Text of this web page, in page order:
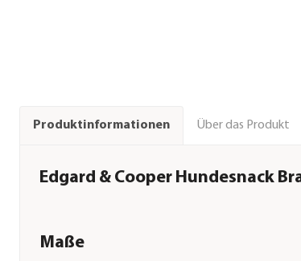
Produktinformationen Über das Produkt
Edgard & Cooper Hundesnack
Maße